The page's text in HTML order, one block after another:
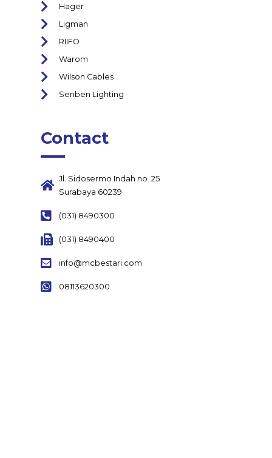
Hager
Ligman
RIIFO
Warom
Wilson Cables
Senben Lighting
Contact
Jl. Sidosermo Indah no. 25
Surabaya 60239
(031) 8490300
(031) 8490400
info@mcbestari.com
08113620300